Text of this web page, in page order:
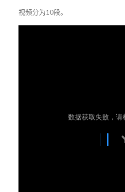
视频分为10段。